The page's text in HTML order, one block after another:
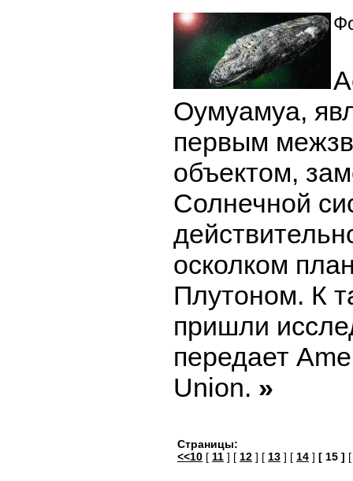
Оумуамуа,
первым
объектом,
Солнечной
осколком
Плутоном. К
пришли
передает
Union. »
Страницы:
<<10 [ 11 ] [ 12 ] [ 13 ] [ 14 ] [ 15 ]